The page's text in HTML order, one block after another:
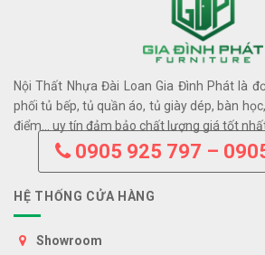
Nội Thất Nhựa Đài Loan Gia Đình Phát là
phối tủ bếp, tủ quần áo, tủ giày dép, bàn
điểm… uy tín đảm bảo chất lượng giá tốt
0905 925 797 –
HỆ THỐNG CỬA HÀNG
Showroom